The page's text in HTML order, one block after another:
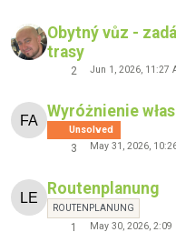
Obytný vůz -
trasy
2 Jun 1, 2026, 11:27
Wyróżnienie
Unsolved
3 May 31, 2026,
Routenplanung
ROUTENPLANUNG
1 May 30, 2026, 2:09